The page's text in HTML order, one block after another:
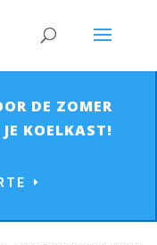
DE ZOMER
KOELKAST!